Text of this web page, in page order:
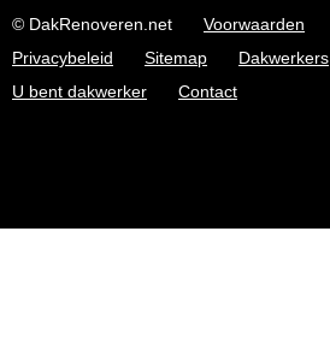
© DakRenoveren.net Voorwaarden
Privacybeleid
Sitemap Dakwerkers
U bent dakwerker
Contact